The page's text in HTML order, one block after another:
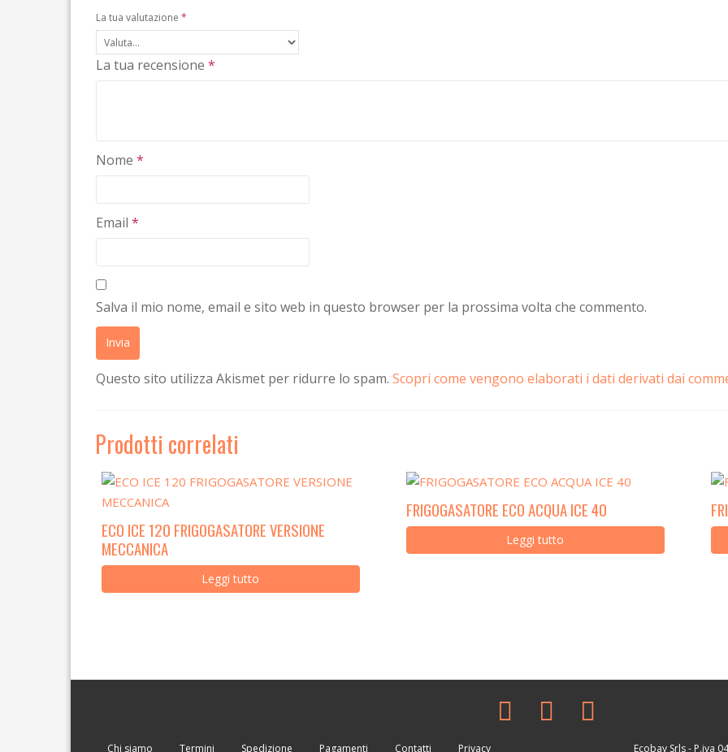
La tua valutazione *
La tua recensione *
Nome *
Email *
Salva il mio nome, email e sito web in questo browser per la prossima volta che commento.
Questo sito utilizza Akismet per ridurre lo spam. Scopri come vengono elaborati i dati derivati dai
Prodotti correlati
ECO ICE 120 FRIGOGASATORE VERSIONE
MECCANICA
Leggi tutto
FRIGOGASATORE ECO ACQUA ICE 40
Leggi tutto
Chi siamo Termini Spedizione Pagamenti Contatti Privacy Ecobay Srls- P.iva